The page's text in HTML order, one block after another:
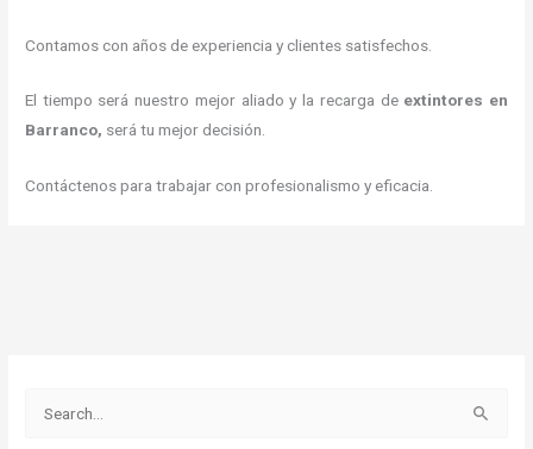
Contamos con años de experiencia y clientes satisfechos.
El tiempo será nuestro mejor aliado y la recarga de extintores en
Barranco, será tu mejor decisión.
Contáctenos para trabajar con profesionalismo y eficacia.